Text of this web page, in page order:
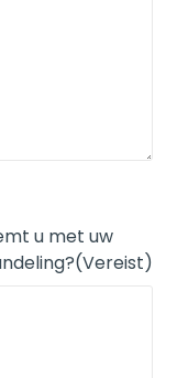
u met uw
(Vereist)